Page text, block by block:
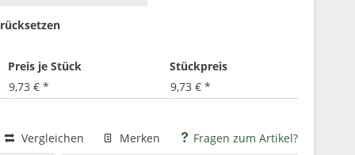
Preis je Stück
Stückpreis
9,73 € *
9,73 € *
Vergleichen Merken Fragen zum Artikel?